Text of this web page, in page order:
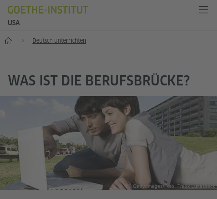
USA
Start Deutsch unterrichten
WAS IST DIE BERUFSBRÜCKE?
© Getty Images/Foto: Frank Lukasseck